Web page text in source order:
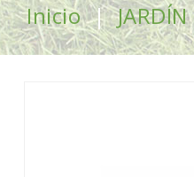
Inicio JARDÍN